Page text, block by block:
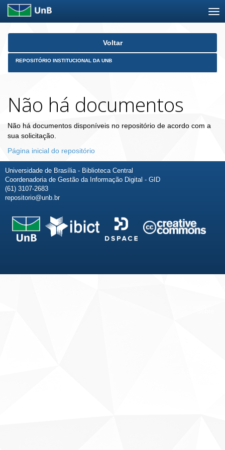
Skip
Voltar
REPOSITÓRIO INSTITUCIONAL DA UNB
Não há documentos
Não há documentos disponíveis no repositório de acordo com a
sua solicitação.
Página inicial do repositório
Universidade de Brasília - Biblioteca Central
Coordenadoria de Gestão da Informação Digital - GID
(61) 3107-2683
repositorio@unb.br